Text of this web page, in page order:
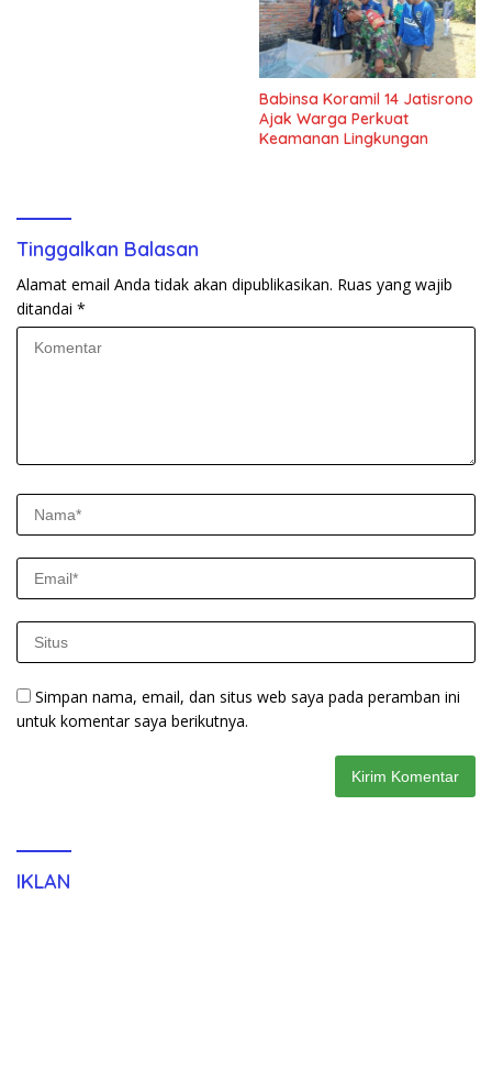
Babinsa Koramil 14 Jatisrono
Ajak Warga Perkuat
Keamanan Lingkungan
Tinggalkan Balasan
Alamat email Anda tidak akan dipublikasikan. Ruas yang wajib
ditandai *
Simpan nama, email, dan situs web saya pada peramban ini
untuk komentar saya berikutnya.
IKLAN